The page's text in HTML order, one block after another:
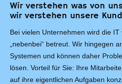
Wir verstehen was von
wir verstehen unsere
Bei vielen Unternehmen wird die
„nebenbei“ betreut. Wir hingegen
Systemen und können daher
lösen. Vorteil für Sie: Ihre
auf ihre eigentlichen Aufgaben